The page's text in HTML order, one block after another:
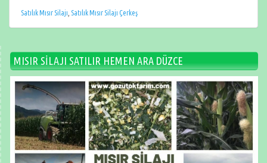
Satılık Mısır Silajı Satılık Mısır Silajı Çerkeş
MISIR SİLAJI SATILIR HEMEN ARA DÜZCE